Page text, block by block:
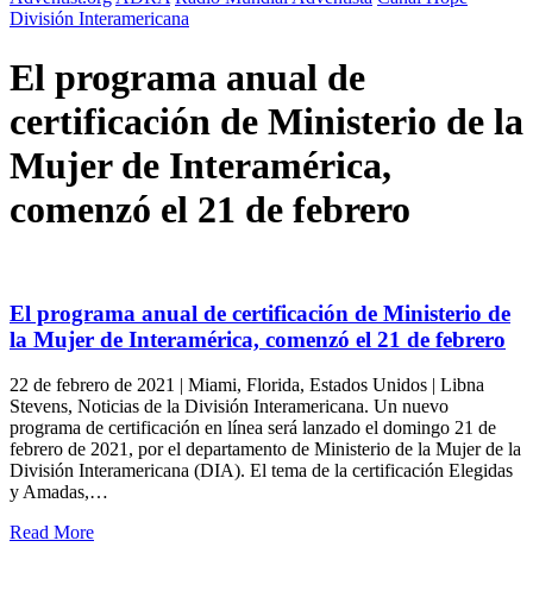
División Interamericana
El programa anual de
certificación de Ministerio de la
Mujer de Interamérica,
comenzó el 21 de febrero
El programa anual de certificación de Ministerio de
la Mujer de Interamérica, comenzó el 21 de febrero
22 de febrero de 2021 | Miami, Florida, Estados Unidos | Libna
Stevens, Noticias de la División Interamericana. Un nuevo
programa de certificación en línea será lanzado el domingo 21 de
febrero de 2021, por el departamento de Ministerio de la Mujer de la
División Interamericana (DIA). El tema de la certificación Elegidas
y Amadas,…
Read More